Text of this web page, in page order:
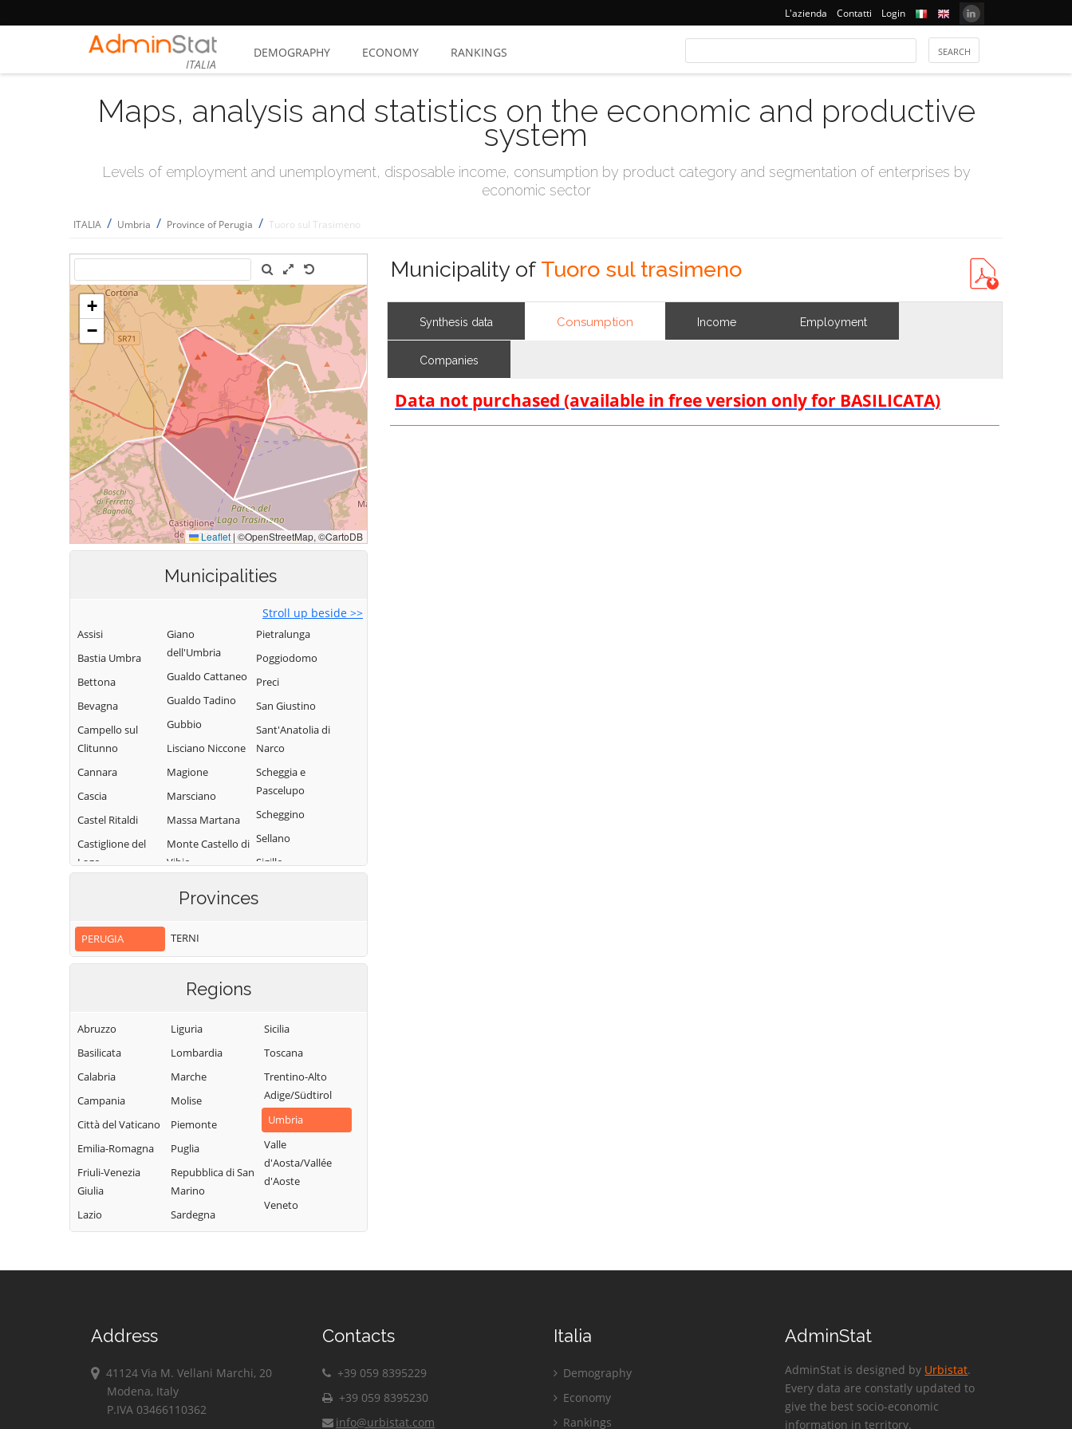
L'azienda Contatti Login
ITALIA
DEMOGRAPHY ECONOMY RANKINGS
Maps, analysis and statistics on the economic and productive
system
Levels of employment and unemployment, disposable income, consumption by product category and segmentation of enterprises by
economic sector
ITALIA / Umbria / Province of Perugia / Tuoro sul Trasimeno
Municipalities
Stroll up beside >>
Assisi
Bastia Umbra
Bettona
Bevagna
Campello sul
Clitunno
Cannara
Cascia
Castel Ritaldi
Castiglione del
Lago
Citerna
Città della Pieve
Corciano
Costacciaro
Deruta
Foligno
Fossato di Vico
Fratta Todina
Giano
dell'Umbria
Gualdo Cattaneo
Gualdo Tadino
Gubbio
Lisciano Niccone
Magione
Marsciano
Massa Martana
Monte Castello di
Vibio
Maria Tiberina
Montone
Trasimeno
Perugia
Piegaro
Pietralunga
Poggiodomo
Preci
San Giustino
Sant'Anatolia di
Narco
Scheggia e
Pascelupo
Scheggino
Sellano
Sigillo
Torgiano
Trasimeno
Umbertide
Valfabbrica
Vallo di Nera
Valtopina
Provinces
PERUGIA TERNI
Regions
Abruzzo
Basilicata
Calabria
Campania
Città del Vaticano
Emilia-Romagna
Friuli-Venezia
Giulia
Lazio
Liguria
Lombardia
Marche
Molise
Piemonte
Puglia
Repubblica di San
Marino
Sardegna
Sicilia
Toscana
Trentino-Alto
Adige/Südtirol
Umbria
Valle
d'Aosta/Vallée
d'Aoste
Veneto
Municipality of Tuoro sul trasimeno
Synthesis data Consumption Income Employment
Companies
Data not purchased (available in free version only for BASILICATA)
Address
41124 Via M. Vellani Marchi, 20
Modena, Italy
P.IVA 03466110362
Contacts
+39 059 8395229
+39 059 8395230
info@urbistat.com
Italia
Demography
Economy
Rankings
AdminStat
AdminStat is designed by Urbistat.
Every data are constatly updated to
give the best socio-economic
information in territory.